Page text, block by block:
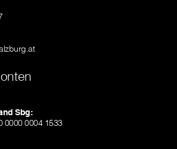
Sbg:
0000 0004 1533